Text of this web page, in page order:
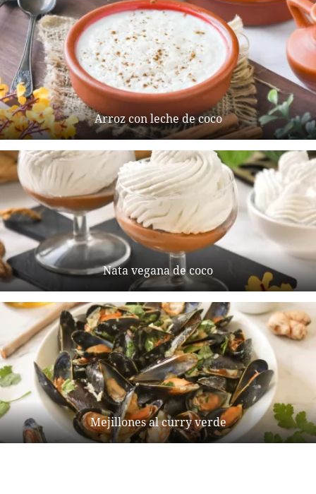
Arroz con leche de coco
Nata vegana de coco
Mejillones al curry verde